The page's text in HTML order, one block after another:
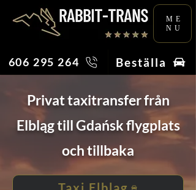
ME
NU
606 295 264 Beställa
Privat taxitransfer från
Elbląg till Gdańsk flygplats
och tillbaka